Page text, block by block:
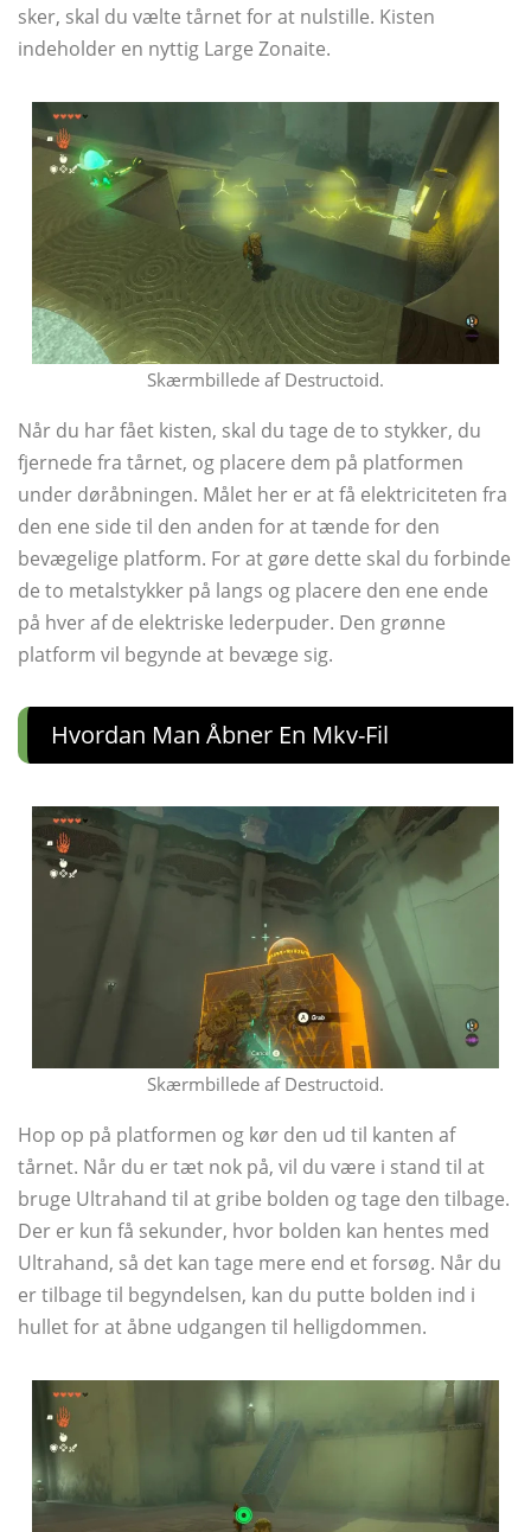
sker, skal du vælte tårnet for at nulstille. Kisten
indeholder en nyttig Large Zonaite.
Skærmbillede af Destructoid.
Når du har fået kisten, skal du tage de to stykker, du
fjernede fra tårnet, og placere dem på platformen
under døråbningen. Målet her er at få elektriciteten fra
den ene side til den anden for at tænde for den
bevægelige platform. For at gøre dette skal du forbinde
de to metalstykker på langs og placere den ene ende
på hver af de elektriske lederpuder. Den grønne
platform vil begynde at bevæge sig.
Hvordan Man Åbner En Mkv-Fil
Skærmbillede af Destructoid.
Hop op på platformen og kør den ud til kanten af ​​
tårnet. Når du er tæt nok på, vil du være i stand til at
bruge Ultrahand til at gribe bolden og tage den tilbage.
Der er kun få sekunder, hvor bolden kan hentes med
Ultrahand, så det kan tage mere end et forsøg. Når du
er tilbage til begyndelsen, kan du putte bolden ind i
hullet for at åbne udgangen til helligdommen.